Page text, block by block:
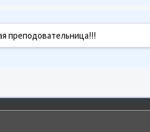
преподовательница!!!